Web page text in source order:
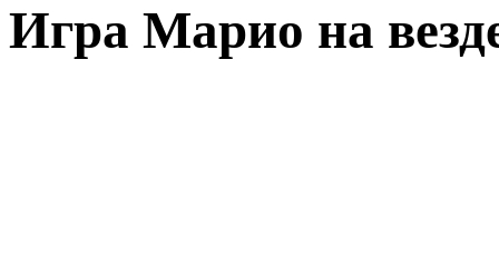
Игра Марио на